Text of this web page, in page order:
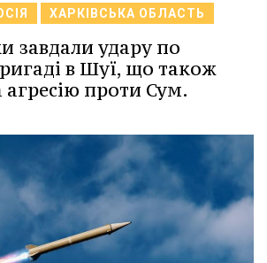
ХАРКІВСЬКА ОБЛАСТЬ
завдали удару по
в Шуї, що також
агресію проти Сум.